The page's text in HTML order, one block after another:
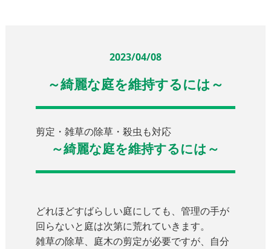
2023/04/08
～綺麗な庭を維持するには～
剪定・雑草の除草・殺虫も対応
～綺麗な庭を維持するには～
どれほどすばらしい庭にしても、管理の手が
回らないと庭は次第に荒れていきます。
雑草の除草、庭木の剪定が必要ですが、自分